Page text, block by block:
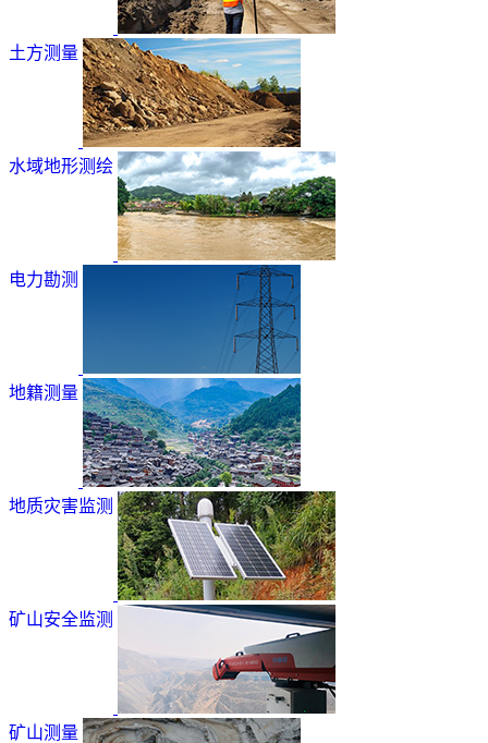
土方测量
水域地形测绘
电力勘测
地籍测量
地质灾害监测
矿山安全监测
矿山测量